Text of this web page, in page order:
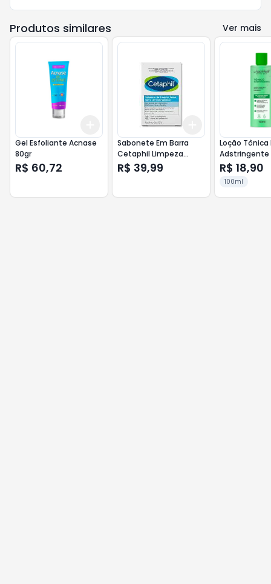
Produtos similares Ver mais
+10
Gel Esfoliante Acnase
80gr
R$ 60,72
10
Sabonete Em Barra
Cetaphil Limpeza
Suave 127g
R$ 39,99
Loção
Adstringente
R$ 18,90
100ml